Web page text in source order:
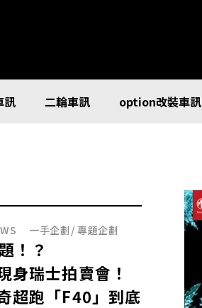
訊 二輪車訊 option改裝車訊
一手企劃 /專題企劃
！？
身瑞士拍賣會！
超跑「F40」到底